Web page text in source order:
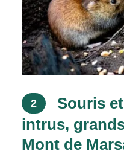
2
Souris
intrus,
Mont de